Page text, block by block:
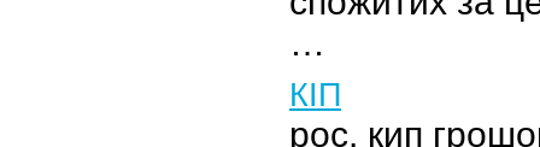
…
КІП
рос. кип